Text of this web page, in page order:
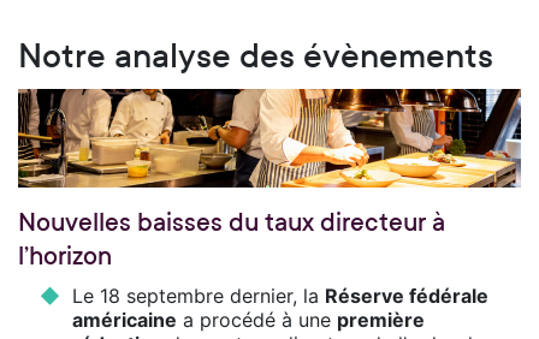
Notre analyse des évènements
Nouvelles baisses du taux directeur à
l’horizon
Le 18 septembre dernier, la Réserve fédérale
américaine a procédé à une première